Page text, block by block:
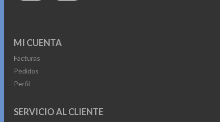
MI CUENTA
Facturas
Pedidos
Perfil
SERVICIO AL CLIENTE